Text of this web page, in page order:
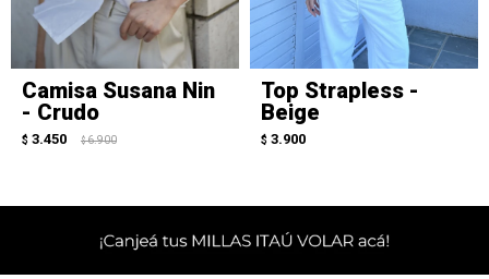
Camisa Susana Nin
- Crudo
$ 3.450 $ 6.900
Top Strapless -
Beige
$ 3.900